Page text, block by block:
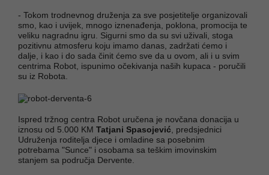
- Tokom trodnevnog druženja za sve posjetitelje organizovali
smo, kao i uvijek, mnogo iznenađenja, poklona, promocija te
veliku nagradnu igru. Sigurni smo da su svi uživali, stoga
pozitivnu atmosferu koju imamo danas, zadržati ćemo i
dalje, i kao i do sada činit ćemo sve da u ovom, ali i u svim
centrima Robot, ispunimo očekivanja naših kupaca - poručili
su iz Robota.
Ispred tržnog centra Robot uručena je novčana donacija u
iznosu od 5.000 KM Tatjani Spasojević , predsjednici
Udruženja roditelja djece i omladine sa posebnim
potrebama "Sunce" i osobama sa teškim imovinskim
stanjem sa područja Dervente.